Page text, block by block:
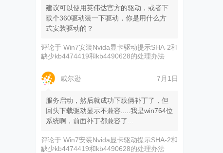
建议可以使用英伟达官方的驱动，或者下
载个360驱动装一下驱动，你是用什么方
式安装驱动的？
评论于Win7安装Nvida显卡驱动提示SHA-2和
缺少kb4474419和kb4490628的处理办法
威尔逊 7月1日
服务启动，然后就成功下载俩补丁了，但
回头下载驱动显示不兼容.....我是win764位
系统啊，前面补丁都兼容了...
评论于Win7安装Nvida显卡驱动提示SHA-2和
缺少kb4474419和kb4490628的处理办法